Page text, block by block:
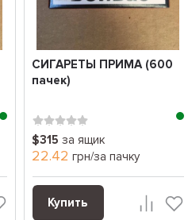
СИГАРЕТЫ ПРИМА (600
пачек)
$315 за ящик
22.42 грн/за пачку
Купить